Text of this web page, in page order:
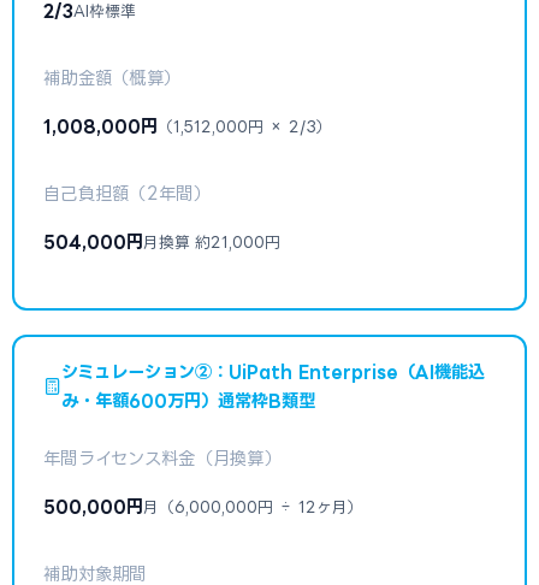
2/3AI枠標準
補助金額（概算）
1,008,000円 （1,512,000円 × 2/3）
自己負担額（2年間）
504,000円 月換算 約21,000円
シミュレーション②：UiPath Enterprise（AI機能込
み・年額600万円）通常枠B類型
年間ライセンス料金（月換算）
500,000円 月（6,000,000円 ÷ 12ヶ月）
補助対象期間